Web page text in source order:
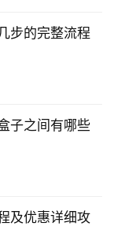
步的完整流程
子之间有哪些
及优惠详细攻